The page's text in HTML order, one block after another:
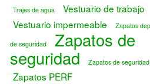
Trajes de agua
Vestuario de trabajo
Vestuario impermeable
Zapatos
de seguridad Zapatos de
seguridad Zapatos de
Zapatos PERF